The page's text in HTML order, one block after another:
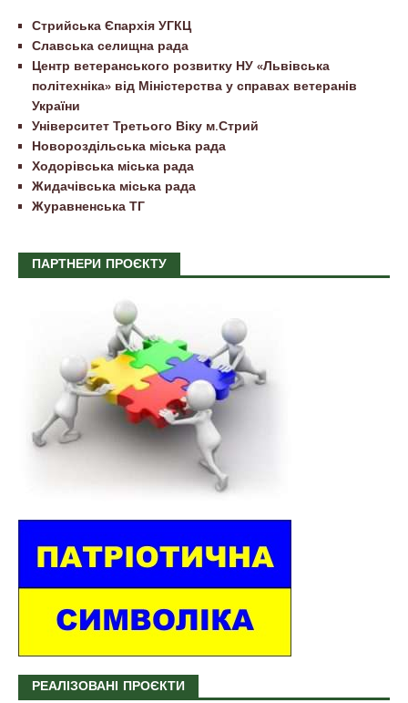
Стрийська Єпархія УГКЦ
Славська селищна рада
Центр ветеранського розвитку НУ «Львівська
політехніка» від Міністерства у справах ветеранів
України
Університет Третього Віку м.Стрий
Новороздільська міська рада
Ходорівська міська рада
Жидачівська міська рада
Журавненська ТГ
ПАРТНЕРИ ПРОЄКТУ
РЕАЛІЗОВАНІ ПРОЄКТИ